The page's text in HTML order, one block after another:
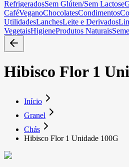
RefrigeradosSem Glúten/Sem Lactose
CaféVeganoChocolatesCondimentos
UtilidadesLanchesLeite e Derivados
VegetaisHigieneProdutos Naturais
Hibisco Flor 1
Início
Granel
Chás
Hibisco Flor 1 Unidade 100G